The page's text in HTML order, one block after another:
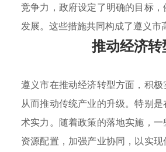
竞争力，政府设定了明确的目标
发展。这些措施共同构成了遵义
推动经济
遵义市在推动经济转型方面，积极
从而推动传统产业的升级。特别
术实力。随着政策的落地实施，
资源配置，加强产业协同，以实